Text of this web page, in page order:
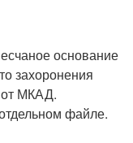
основание
захоронения
от МКАД.
файле.